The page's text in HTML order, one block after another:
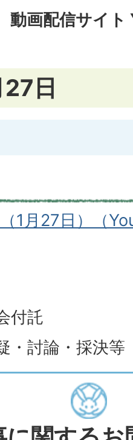
動画配信サイ
日
1月27日）（
付託
・討論・採決等